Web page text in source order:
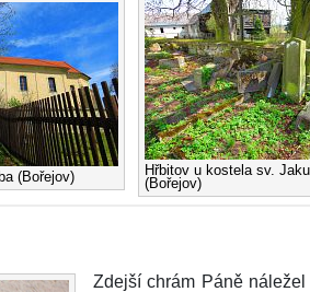
(Bořejov)
Hřbitov u kostela sv.
(Bořejov)
Zdejší chrám Páně